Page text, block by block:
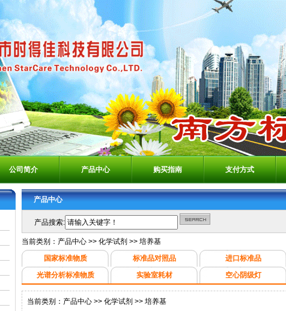
公司简介 产品中心 购买指南 支付方式
产品中心
产品搜索:
当前类别： 产品中心 >> 化学试剂 >> 培养基
国家标准物质
标准品对照品 进口标准品
光谱分析标准物质
实验室耗材 空心阴级灯
当前类别： 产品中心 >> 化学试剂 >> 培养基